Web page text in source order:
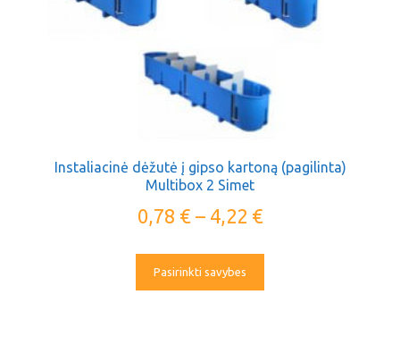
Instaliacinė dėžutė į gipso kartoną (pagilinta)
Multibox 2 Simet
0,78 €– 4,22 €
Pasirinkti savybes